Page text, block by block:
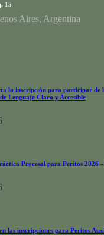
15
Aires, Argentina
la inscripción para participar de
Lenguaje Claro y Accesible
Procesal para Peritos 2026
las inscripciones para Peritos